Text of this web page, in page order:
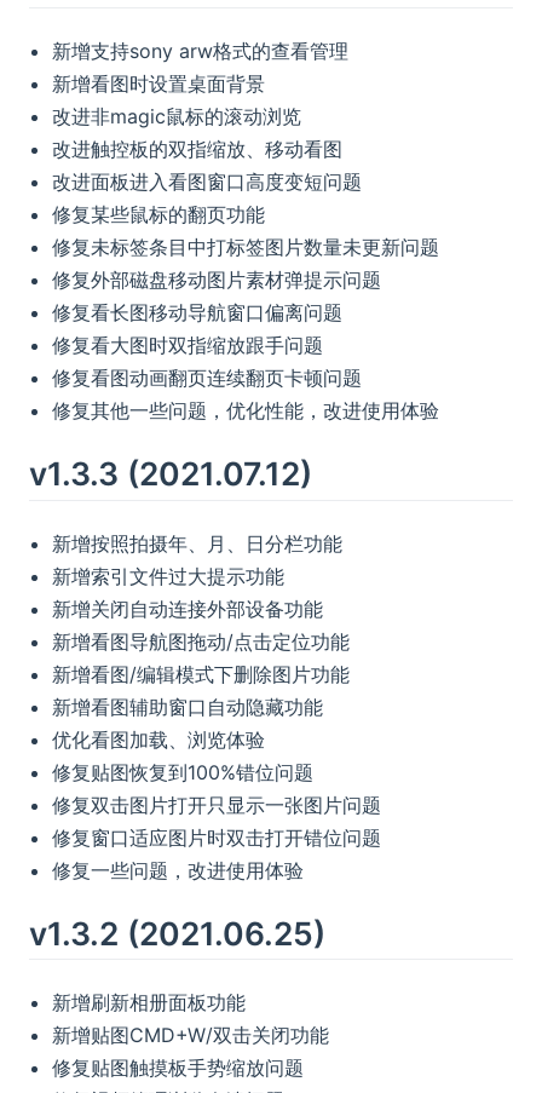
新增支持sony arw格式的查看管理
新增看图时设置桌面背景
改进非magic鼠标的滚动浏览
改进触控板的双指缩放、移动看图
改进面板进入看图窗口高度变短问题
修复某些鼠标的翻页功能
修复未标签条目中打标签图片数量未更新问题
修复外部磁盘移动图片素材弹提示问题
修复看长图移动导航窗口偏离问题
修复看大图时双指缩放跟手问题
修复看图动画翻页连续翻页卡顿问题
修复其他一些问题，优化性能，改进使用体验
v1.3.3 (2021.07.12)
新增按照拍摄年、月、日分栏功能
新增索引文件过大提示功能
新增关闭自动连接外部设备功能
新增看图导航图拖动/点击定位功能
新增看图/编辑模式下删除图片功能
新增看图辅助窗口自动隐藏功能
优化看图加载、浏览体验
修复贴图恢复到100%错位问题
修复双击图片打开只显示一张图片问题
修复窗口适应图片时双击打开错位问题
修复一些问题，改进使用体验
v1.3.2 (2021.06.25)
新增刷新相册面板功能
新增贴图CMD+W/双击关闭功能
修复贴图触摸板手势缩放问题